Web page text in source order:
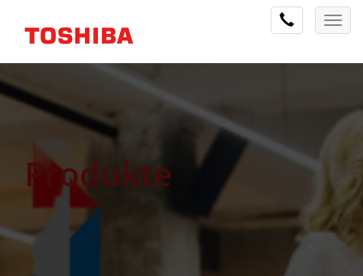
Produkte